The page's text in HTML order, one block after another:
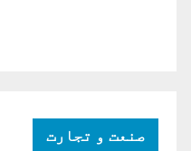
صنعت و تجارت